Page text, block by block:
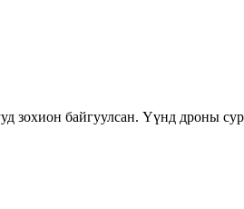
зохион байгуулсан. Үүнд дроны